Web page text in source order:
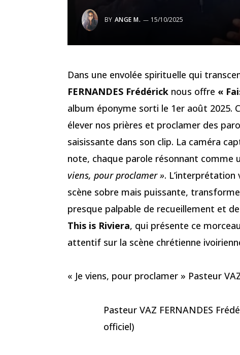
BY ANGE M. 15/10/2025
Dans une envolée spirituelle qui
FERNANDES Frédérick nous offre «
album éponyme sorti le 1er août 2025.
élever nos prières et proclamer des
saisissante dans son clip. La caméra
note, chaque parole résonnant comme
viens, pour proclamer ».
scène sobre mais puissante,
presque palpable de recueillement et
This is Riviera, qui présente ce
attentif sur la scène chrétienne
« Je viens, pour proclamer » Pasteur
Pasteur VAZ FERNANDES
officiel)